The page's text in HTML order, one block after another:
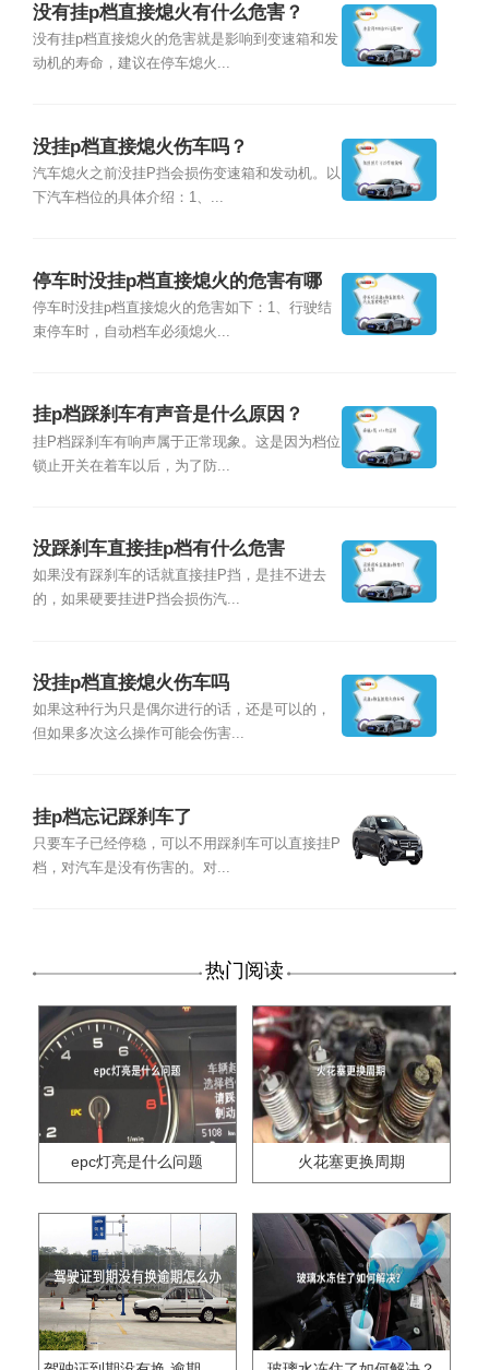
没有挂p档直接熄火有什么危害？
没有挂p档直接熄火的危害就是影响到变速箱和发
动机的寿命，建议在停车熄火...
没挂p档直接熄火伤车吗？
汽车熄火之前没挂P挡会损伤变速箱和发动机。以
下汽车档位的具体介绍：1、...
停车时没挂p档直接熄火的危害有哪
些？
停车时没挂p档直接熄火的危害如下：1、行驶结
束停车时，自动档车必须熄火...
挂p档踩刹车有声音是什么原因？
挂P档踩刹车有响声属于正常现象。这是因为档位
锁止开关在着车以后，为了防...
没踩刹车直接挂p档有什么危害
如果没有踩刹车的话就直接挂P挡，是挂不进去
的，如果硬要挂进P挡会损伤汽...
没挂p档直接熄火伤车吗
如果这种行为只是偶尔进行的话，还是可以的，
但如果多次这么操作可能会伤害...
挂p档忘记踩刹车了
只要车子已经停稳，可以不用踩刹车可以直接挂P
档，对汽车是没有伤害的。对...
热门阅读
epc灯亮是什么问题 火花塞更换周期